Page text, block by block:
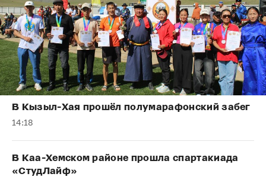
В Кызыл-Хая прошёл полумарафонский забег
14:18
В Каа-Хемском районе прошла спартакиада
«СтудЛайф»